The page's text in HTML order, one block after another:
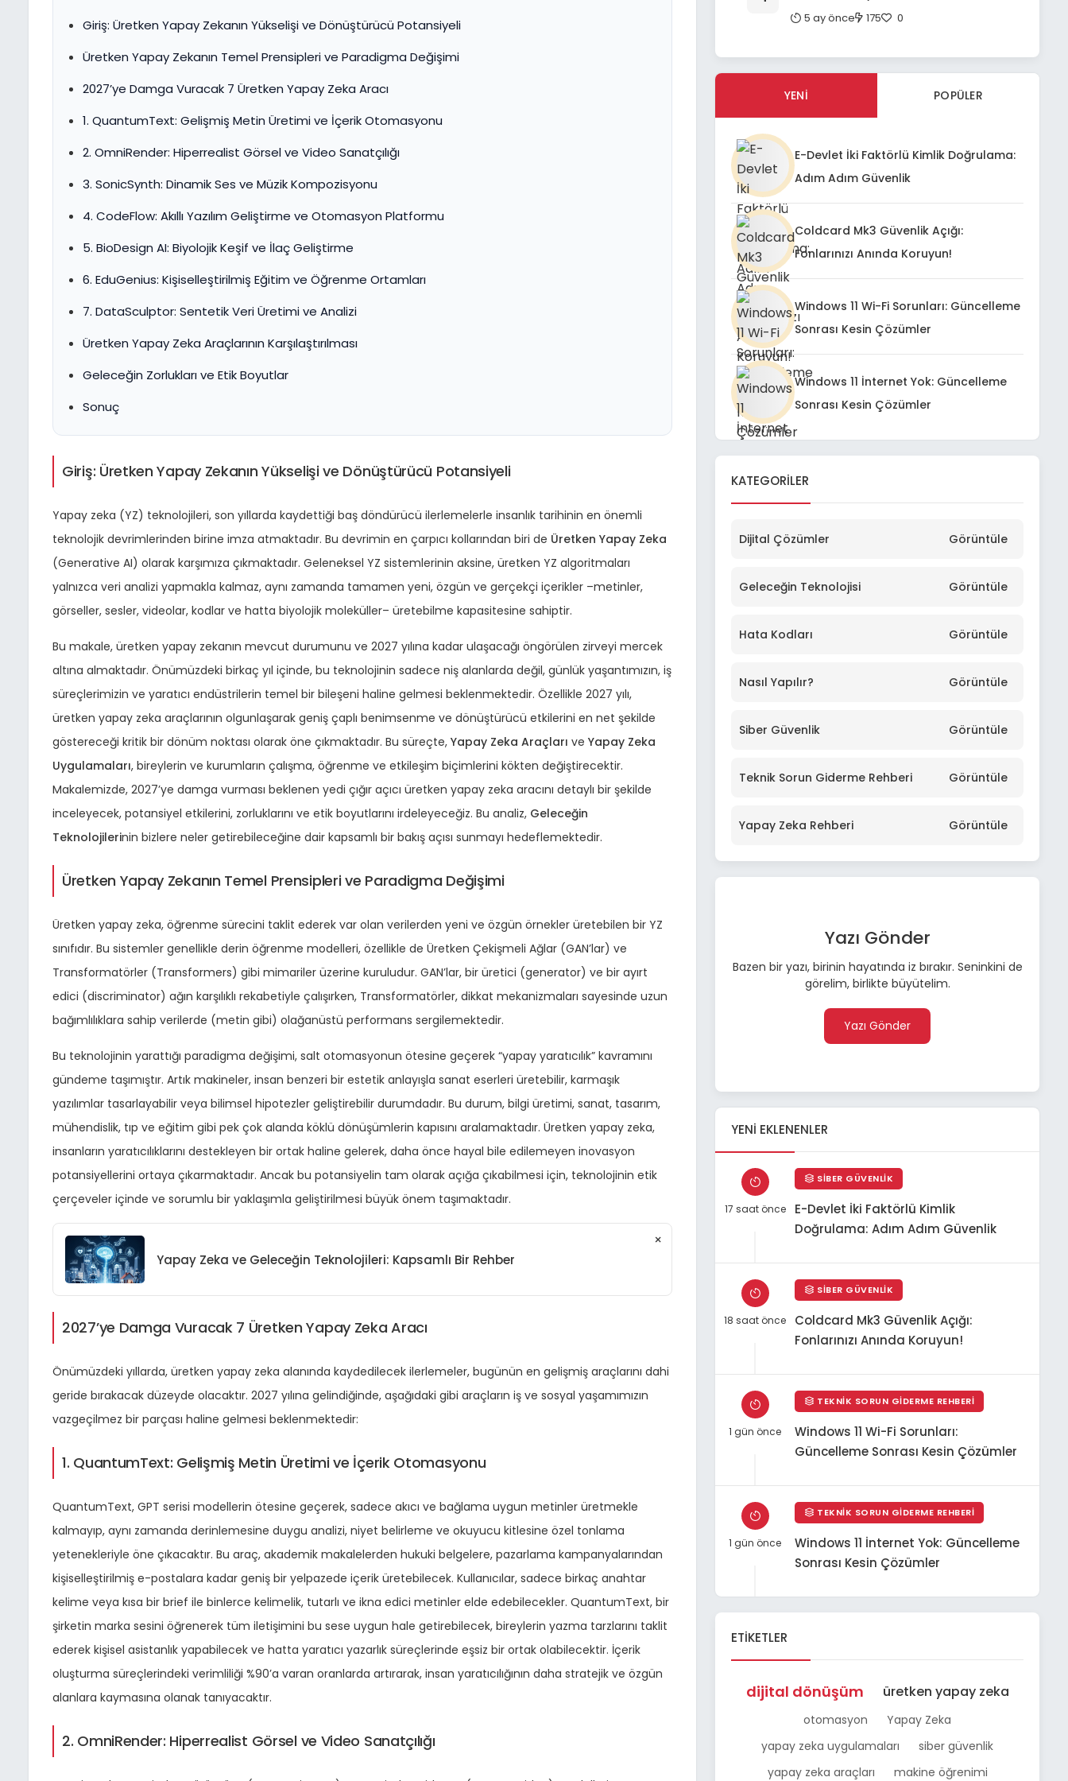
Giriş: Üretken Yapay Zekanın Yükselişi ve Dönüştürücü Potansiyeli
Üretken Yapay Zekanın Temel Prensipleri ve Paradigma Değişimi
2027’ye Damga Vuracak 7 Üretken Yapay Zeka Aracı
1. QuantumText: Gelişmiş Metin Üretimi ve İçerik Otomasyonu
2. OmniRender: Hiperrealist Görsel ve Video Sanatçılığı
3. SonicSynth: Dinamik Ses ve Müzik Kompozisyonu
4. CodeFlow: Akıllı Yazılım Geliştirme ve Otomasyon Platformu
5. BioDesign AI: Biyolojik Keşif ve İlaç Geliştirme
6. EduGenius: Kişiselleştirilmiş Eğitim ve Öğrenme Ortamları
7. DataSculptor: Sentetik Veri Üretimi ve Analizi
Üretken Yapay Zeka Araçlarının Karşılaştırılması
Geleceğin Zorlukları ve Etik Boyutlar
Sonuç
Giriş: Üretken Yapay Zekanın Yükselişi ve Dönüştürücü Potansiyeli
Yapay zeka (YZ) teknolojileri, son yıllarda kaydettiği baş döndürücü ilerlemelerle insanlık tarihinin en önemli
teknolojik devrimlerinden birine imza atmaktadır. Bu devrimin en çarpıcı kollarından biri de Üretken Yapay Zeka
(Generative AI) olarak karşımıza çıkmaktadır. Geleneksel YZ sistemlerinin aksine, üretken YZ algoritmaları
yalnızca veri analizi yapmakla kalmaz, aynı zamanda tamamen yeni, özgün ve gerçekçi içerikler –metinler,
görseller, sesler, videolar, kodlar ve hatta biyolojik moleküller– üretebilme kapasitesine sahiptir.
Bu makale, üretken yapay zekanın mevcut durumunu ve 2027 yılına kadar ulaşacağı öngörülen zirveyi mercek
altına almaktadır. Önümüzdeki birkaç yıl içinde, bu teknolojinin sadece niş alanlarda değil, günlük yaşantımızın, iş
süreçlerimizin ve yaratıcı endüstrilerin temel bir bileşeni haline gelmesi beklenmektedir. Özellikle 2027 yılı,
üretken yapay zeka araçlarının olgunlaşarak geniş çaplı benimsenme ve dönüştürücü etkilerini en net şekilde
göstereceği kritik bir dönüm noktası olarak öne çıkmaktadır. Bu süreçte, Yapay Zeka Araçları ve Yapay Zeka
Uygulamaları, bireylerin ve kurumların çalışma, öğrenme ve etkileşim biçimlerini kökten değiştirecektir.
Makalemizde, 2027’ye damga vurması beklenen yedi çığır açıcı üretken yapay zeka aracını detaylı bir şekilde
inceleyecek, potansiyel etkilerini, zorluklarını ve etik boyutlarını irdeleyeceğiz. Bu analiz, Geleceğin
Teknolojilerinin bizlere neler getirebileceğine dair kapsamlı bir bakış açısı sunmayı hedeflemektedir.
Üretken Yapay Zekanın Temel Prensipleri ve Paradigma Değişimi
Üretken yapay zeka, öğrenme sürecini taklit ederek var olan verilerden yeni ve özgün örnekler üretebilen bir YZ
sınıfıdır. Bu sistemler genellikle derin öğrenme modelleri, özellikle de Üretken Çekişmeli Ağlar (GAN’lar) ve
Transformatörler (Transformers) gibi mimariler üzerine kuruludur. GAN’lar, bir üretici (generator) ve bir ayırt
edici (discriminator) ağın karşılıklı rekabetiyle çalışırken, Transformatörler, dikkat mekanizmaları sayesinde uzun
bağımlılıklara sahip verilerde (metin gibi) olağanüstü performans sergilemektedir.
Bu teknolojinin yarattığı paradigma değişimi, salt otomasyonun ötesine geçerek “yapay yaratıcılık” kavramını
gündeme taşımıştır. Artık makineler, insan benzeri bir estetik anlayışla sanat eserleri üretebilir, karmaşık
yazılımlar tasarlayabilir veya bilimsel hipotezler geliştirebilir durumdadır. Bu durum, bilgi üretimi, sanat, tasarım,
mühendislik, tıp ve eğitim gibi pek çok alanda köklü dönüşümlerin kapısını aralamaktadır. Üretken yapay zeka,
insanların yaratıcılıklarını destekleyen bir ortak haline gelerek, daha önce hayal bile edilemeyen inovasyon
potansiyellerini ortaya çıkarmaktadır. Ancak bu potansiyelin tam olarak açığa çıkabilmesi için, teknolojinin etik
çerçeveler içinde ve sorumlu bir yaklaşımla geliştirilmesi büyük önem taşımaktadır.
Yapay Zeka ve Geleceğin Teknolojileri: Kapsamlı Bir Rehber
×
2027’ye Damga Vuracak 7 Üretken Yapay Zeka Aracı
Önümüzdeki yıllarda, üretken yapay zeka alanında kaydedilecek ilerlemeler, bugünün en gelişmiş araçlarını dahi
geride bırakacak düzeyde olacaktır. 2027 yılına gelindiğinde, aşağıdaki gibi araçların iş ve sosyal yaşamımızın
vazgeçilmez bir parçası haline gelmesi beklenmektedir:
1. QuantumText: Gelişmiş Metin Üretimi ve İçerik Otomasyonu
QuantumText, GPT serisi modellerin ötesine geçerek, sadece akıcı ve bağlama uygun metinler üretmekle
kalmayıp, aynı zamanda derinlemesine duygu analizi, niyet belirleme ve okuyucu kitlesine özel tonlama
yetenekleriyle öne çıkacaktır. Bu araç, akademik makalelerden hukuki belgelere, pazarlama kampanyalarından
kişiselleştirilmiş e-postalara kadar geniş bir yelpazede içerik üretebilecek. Kullanıcılar, sadece birkaç anahtar
kelime veya kısa bir brief ile binlerce kelimelik, tutarlı ve ikna edici metinler elde edebilecekler. QuantumText, bir
şirketin marka sesini öğrenerek tüm iletişimini bu sese uygun hale getirebilecek, bireylerin yazma tarzlarını taklit
ederek kişisel asistanlık yapabilecek ve hatta yaratıcı yazarlık süreçlerinde eşsiz bir ortak olabilecektir. İçerik
oluşturma süreçlerindeki verimliliği %90’a varan oranlarda artırarak, insan yaratıcılığının daha stratejik ve özgün
alanlara kaymasına olanak tanıyacaktır.
2. OmniRender: Hiperrealist Görsel ve Video Sanatçılığı
Fintech Entegrasyonlarında Etkin
Sorun Giderme ve Kullanıcı Deneyimi
5 ay önce 175 0
YENI POPÜLER
E-Devlet İki Faktörlü Kimlik Doğrulama:
Adım Adım Güvenlik
Coldcard Mk3 Güvenlik Açığı:
Fonlarınızı Anında Koruyun!
Windows 11 Wi-Fi Sorunları: Güncelleme
Sonrası Kesin Çözümler
Windows 11 İnternet Yok: Güncelleme
Sonrası Kesin Çözümler
KATEGORILER
Dijital Çözümler Görüntüle
Geleceğin Teknolojisi Görüntüle
Hata Kodları Görüntüle
Nasıl Yapılır? Görüntüle
Siber Güvenlik Görüntüle
Teknik Sorun Giderme Rehberi Görüntüle
Yapay Zeka Rehberi Görüntüle
Yazı Gönder
Bazen bir yazı, birinin hayatında iz bırakır. Seninkini de
görelim, birlikte büyütelim.
Yazı Gönder
YENI EKLENENLER
17 saat önce
SIBER GÜVENLIK
E-Devlet İki Faktörlü Kimlik
Doğrulama: Adım Adım Güvenlik
18 saat önce
SIBER GÜVENLIK
Coldcard Mk3 Güvenlik Açığı:
Fonlarınızı Anında Koruyun!
1 gün önce
TEKNIK SORUN GIDERME REHBERI
Windows 11 Wi-Fi Sorunları:
Güncelleme Sonrası Kesin Çözümler
1 gün önce
TEKNIK SORUN GIDERME REHBERI
Windows 11 İnternet Yok: Güncelleme
Sonrası Kesin Çözümler
ETIKETLER
dijital dönüşüm üretken yapay zeka
otomasyon
Yapay Zeka
yapay zeka uygulamaları
siber güvenlik
yapay zeka araçları
makine öğrenimi